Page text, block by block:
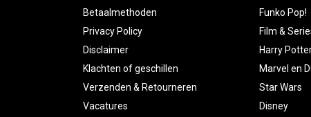
Betaalmethoden
Privacy Policy
Disclaimer
Klachten of geschillen
Verzenden & Retourneren
Vacatures
Funko Pop!
Film &
Harry
Marvel en
Star Wars
Disney